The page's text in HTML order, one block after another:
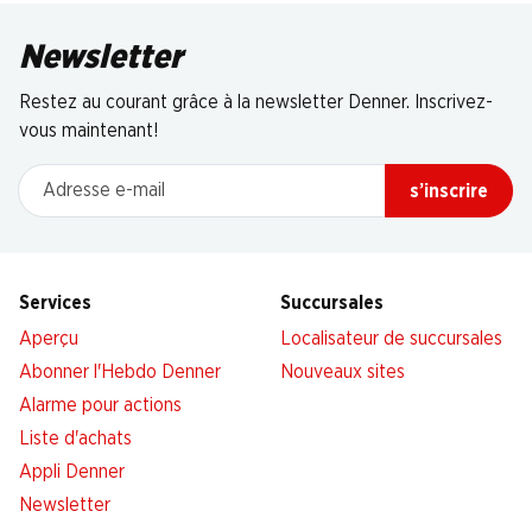
Newsletter
Restez au courant grâce à la newsletter Denner. Inscrivez-
vous maintenant!
Adresse e-mail
s’inscrire
Services
Aperçu
Abonner l'Hebdo Denner
Alarme pour actions
Liste d'achats
Appli Denner
Newsletter
Succursales
Localisateur de succursales
Nouveaux sites